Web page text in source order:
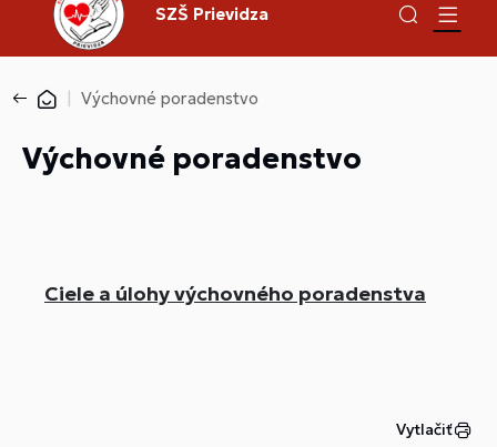
SZŠ Prievidza
Výchovné poradenstvo
Výchovné poradenstvo
Ciele a úlohy výchovného poradenstva
Vytlačiť